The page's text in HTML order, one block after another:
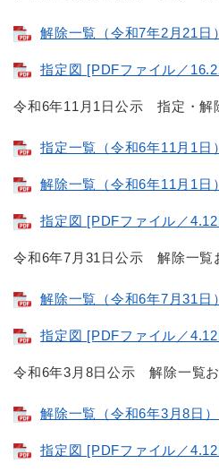
解除一覧（令和7年2月21日
指定図 [PDFファイル／
令和6年11月1日公示 指定・解
指定一覧（令和6年11月1日
解除一覧（令和6年11月1日
指定図 [PDFファイル／
令和6年7月31日公示 解除一覧
解除一覧（令和6年7月31日
指定図 [PDFファイル／
令和6年3月8日公示 解除一覧
解除一覧（令和6年3月8日
指定図 [PDFファイル／